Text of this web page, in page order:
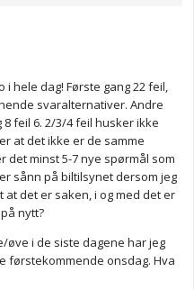
hele dag! Første gang 22 feil,
svaralternativer. Andre
8 feil 6. 2/3/4 feil husker ikke
at det ikke er de samme
det minst 5-7 nye spørmål som
sånn på biltilsynet dersom jeg
det er saken, i og med det er
nytt?
øve i de siste dagene har jeg
førstekommende onsdag. Hva